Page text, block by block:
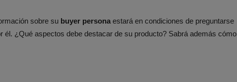
sobre su buyer persona estará en condiciones de preguntarse
él. ¿Qué aspectos debe destacar de su producto? Sabrá además cómo